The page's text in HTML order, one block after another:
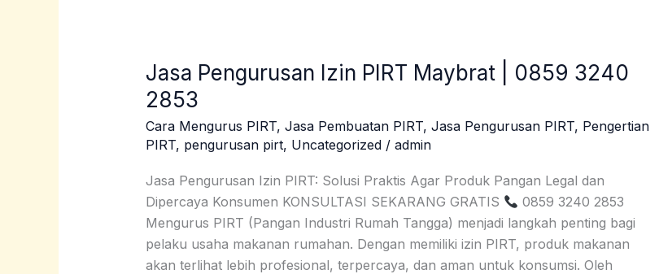
Jasa Pengurusan Izin PIRT Maybrat | 0859 3240
2853
Cara Mengurus PIRT, Jasa Pembuatan PIRT, Jasa Pengurusan PIRT, Pengertian
PIRT, pengurusan pirt, Uncategorized/ admin
Jasa Pengurusan Izin PIRT: Solusi Praktis Agar Produk Pangan Legal dan
Dipercaya Konsumen KONSULTASI SEKARANG GRATIS
0859 3240 2853
Mengurus PIRT (Pangan Industri Rumah Tangga) menjadi langkah penting bagi
pelaku usaha makanan rumahan. Dengan memiliki izin PIRT, produk makanan
akan terlihat lebih profesional, terpercaya, dan aman untuk konsumsi. Oleh
Jasa
Pengurusan
Izin
PIRT
Maybrat
0859
3240
2853